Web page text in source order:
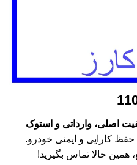
کارایی و ایمنی خودرو.
همین حالا تماس بگیرید!